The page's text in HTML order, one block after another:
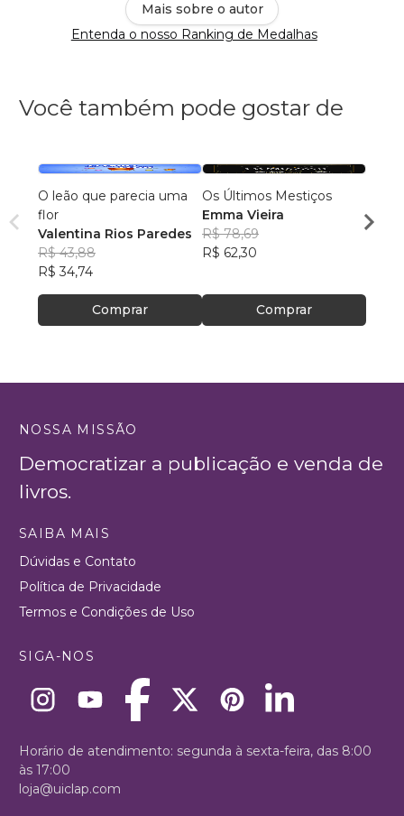
Mais sobre o autor
Entenda o nosso Ranking de Medalhas
Você também pode gostar de
O leão que parecia uma
flor
Valentina Rios Paredes
R$ 43,88
R$ 34,74
Comprar
Os Últimos Mestiços
Emma Vieira
R$ 78,69
R$ 62,30
Comprar
R$
NOSSA MISSÃO
Democratizar a publicação e venda de
livros.
SAIBA MAIS
Dúvidas e Contato
Política de Privacidade
Termos e Condições de Uso
SIGA-NOS
Horário de atendimento: segunda à sexta-feira, das 8:00
às 17:00
loja@uiclap.com